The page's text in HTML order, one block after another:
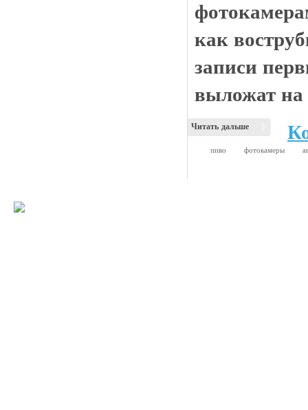
как
записи
выложат
Читать дальше
пиво фотокамеры